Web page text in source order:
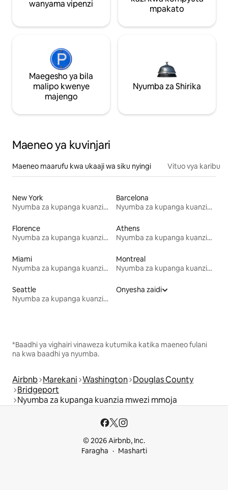
wanyama vipenzi
mpakato
Maegesho ya bila
malipo kwenye
majengo
Nyumba za Shirika
Maeneo ya kuvinjari
Maeneo maarufu kwa ukaaji wa siku nyingi Vituo vya karibu
New York
Nyumba za kupanga kuanzia mwezi mmoja
Barcelona
Nyumba za kupanga kuanzia mwezi mmoja
Florence
Nyumba za kupanga kuanzia mwezi mmoja
Athens
Nyumba za kupanga kuanzia mwezi mmoja
Miami
Nyumba za kupanga kuanzia mwezi mmoja
Montreal
Nyumba za kupanga kuanzia mwezi mmoja
Seattle
Nyumba za kupanga kuanzia mwezi mmoja
Onyesha zaidi
*Baadhi ya vighairi vinaweza kutumika katika maeneo fulani
na kwa baadhi ya nyumba.
Airbnb Marekani Washington Douglas County
Bridgeport
Nyumba za kupanga kuanzia mwezi mmoja
© 2026 Airbnb, Inc.
Faragha
Masharti